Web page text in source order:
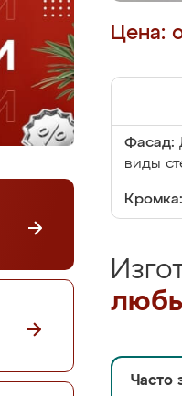
Цена:
Фасад:
виды
Кромка:
Часто